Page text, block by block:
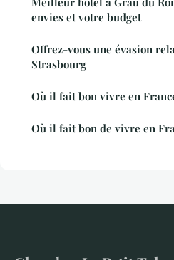
envies et votre budget
Offrez-vous une évasion
Strasbourg
Où il fait bon vivre en
Où il fait bon de vivre en